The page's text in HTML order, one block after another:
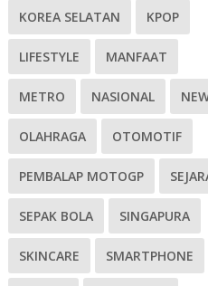
KOREA SELATAN KPOP
LIFESTYLE MANFAAT
METRO NASIONAL
OLAHRAGA OTOMOTIF
PEMBALAP MOTOGP
SEPAK BOLA SINGAPURA
SKINCARE SMARTPHONE